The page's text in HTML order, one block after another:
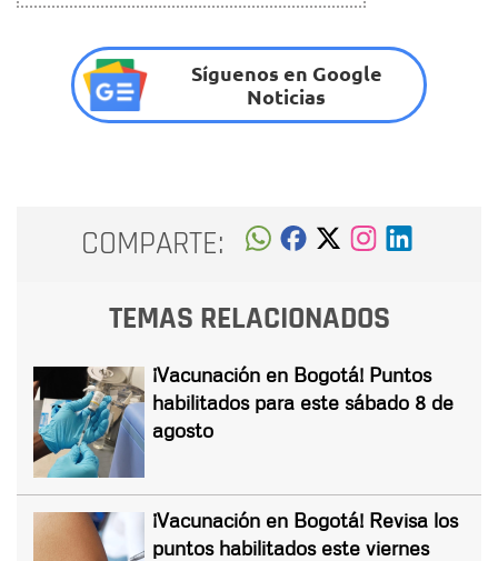
Síguenos en Google
Noticias
COMPARTE:
TEMAS RELACIONADOS
¡Vacunación en Bogotá! Puntos
habilitados para este sábado 8 de
agosto
¡Vacunación en Bogotá! Revisa los
puntos habilitados este viernes